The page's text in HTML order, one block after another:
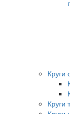
Круги
Круги